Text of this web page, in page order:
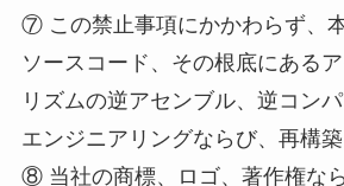
⑦ この禁止事項にかかわらず、
ソースコード、その根底にある
リズムの逆アセンブル、逆コン
エンジニアリングならび、再構築
⑧ 当社の商標、ロゴ、著作権な